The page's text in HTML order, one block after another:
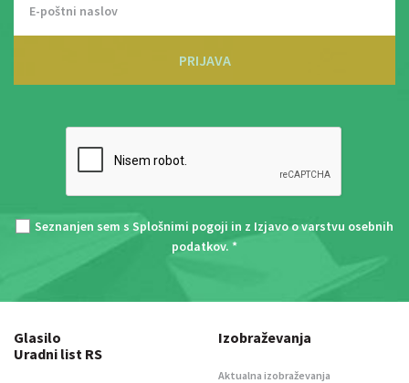
PRIJAVA
Seznanjen sem s Splošnimi pogoji in z Izjavo o varstvu osebnih
podatkov. *
Glasilo
Uradni list RS
Izobraževanja
Aktualna izobraževanja